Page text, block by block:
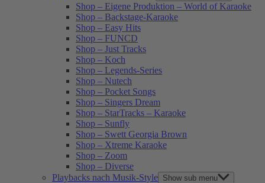
Shop – Eigene Produktion – World of Karaoke
Shop – Backstage-Karaoke
Shop – Easy Hits
Shop – FUNCD
Shop – Just Tracks
Shop – Koch
Shop – Legends-Series
Shop – Nutech
Shop – Pocket Songs
Shop – Singers Dream
Shop – StarTracks – Karaoke
Shop – Sunfly
Shop – Swett Georgia Brown
Shop – Xtreme Karaoke
Shop – Zoom
Shop – Diverse
Playbacks nach Musik-Style Show sub menu